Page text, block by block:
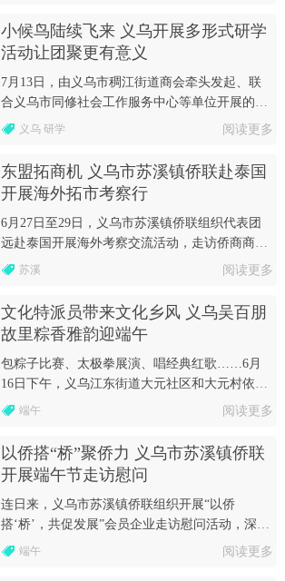
小候鸟陆续飞来 义乌开展多形式研学
活动让团聚更有意义
7月13日，由义乌市稠江街道商会牵头发起、联
合义乌市同修社会工作服务中心等单位开展的小
候鸟公益研学活动顺利举行。
义乌 研学 阅读更多
东盟拓商机 义乌市苏溪镇侨联赴泰国
开展海外拓市考察行
6月27日至29日，义乌市苏溪镇侨联组织代表团
远赴泰国开展海外考察交流活动，走访侨商商
会、参访本土及义商实业企业，全面调研泰国营
苏溪 阅读更多
文化特派员带来文化乡风 义乌吴百朋
故里粽香雅韵迎端午
包粽子比赛、太极拳展演、唱经典红歌……6月
16日下午，义乌江东街道大元社区和大元村依托
新时代文明实践站
端午 阅读更多
以侨搭“桥”聚侨力 义乌市苏溪镇侨联
开展端午节走访慰问
连日来，义乌市苏溪镇侨联组织开展“以侨
搭‘桥’，共促发展”会员企业走访慰问活动，深入
侨界企业开展调研慰问。
端午 阅读更多